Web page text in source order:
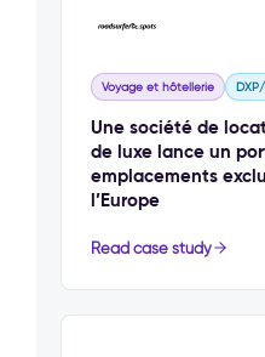
Voyage et hôtellerie
Une société de
de luxe lance un
emplacements
l’Europe
Read case study